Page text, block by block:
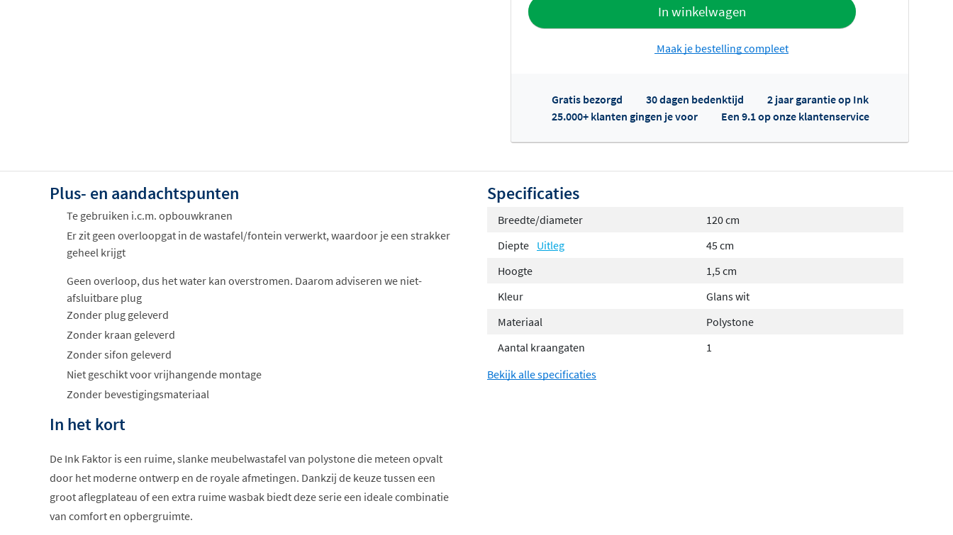
In winkelwagen
Toevoegen aan offerte
Offertes ophalen...
Maak je bestelling compleet
Gratis bezorgd 30 dagen bedenktijd
2 jaar garantie op Ink
25.000+ klanten gingen je voor
Een 9.1 op onze klantenservice
Plus- en aandachtspunten
Te gebruiken i.c.m. opbouwkranen
Er zit geen overloopgat in de wastafel/fontein verwerkt, waardoor je een strakker
geheel krijgt
Geen overloop, dus het water kan overstromen. Daarom adviseren we niet-
afsluitbare plug
Zonder plug geleverd
Zonder kraan geleverd
Zonder sifon geleverd
Niet geschikt voor vrijhangende montage
Zonder bevestigingsmateriaal
In het kort
De Ink Faktor is een ruime, slanke meubelwastafel van polystone die meteen opvalt
door het moderne ontwerp en de royale afmetingen. Dankzij de keuze tussen een
groot aflegplateau of een extra ruime wasbak biedt deze serie een ideale combinatie
van comfort en opbergruimte.
Specificaties
Breedte/diameter
120 cm
Diepte Uitleg
45 cm
Hoogte
1,5 cm
Kleur
Glans wit
Materiaal
Polystone
Aantal kraangaten
1
Bekijk alle specificaties